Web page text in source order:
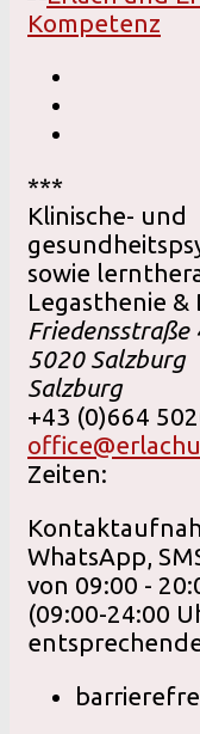
***
Klinische- und
sowie
Legasthenie &
Friedensstraße
5020Salzburg
Salzburg
+43 (0)664
Zeiten:
WhatsApp,
von 09:00 -
(09:00-24:00